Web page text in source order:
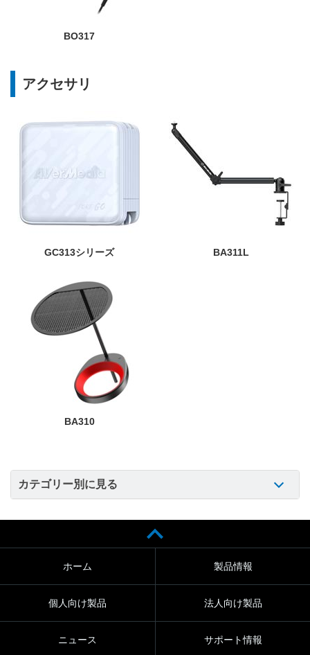
BO317
アクセサリ
GC313シリーズ BA311L
BA310
カテゴリー別に見る
ホーム 製品情報
個人向け製品 法人向け製品
ニュース サポート情報